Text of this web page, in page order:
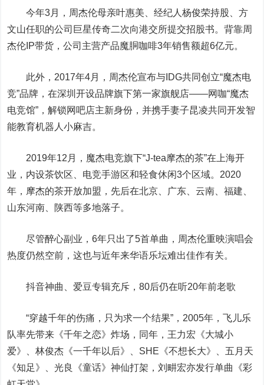
今年3月，周杰伦母亲叶惠美、经纪人杨俊荣持股、方
文山任职的公司巨星传奇二次向港交所提交招股书。背靠周
杰伦IP带货，公司主营产品魔胴咖啡3年销售额超6亿元。
此外，2017年4月，周杰伦宣布与IDG共同创立“魔杰电
竞”品牌，在深圳开设品牌旗下第一家旗舰店——网咖“魔杰
电竞馆”，解锁网吧店主新身份，并携手妻子昆凌共同开发智
能教育机器人小麻吉。
2019年12月，魔杰电竞旗下“J-tea摩杰的茶”在上海开
业，内设茶饮区、电竞手游区和轻食休闲3个区域。2020
年，摩杰的茶开放加盟，先后在北京、广东、云南、福建、
山东河南、陕西等多地落子。
尽管醉心副业，6年只出了5首单曲，周杰伦重映演唱会
热度仍然空前，这也与近年来华语乐坛难出佳作有关。
抖音神曲、爱豆专辑充斥，80后仍在听20年前老歌
“穿越千年的伤痛，只为求一个结果”，2005年，飞儿乐
队率先带来《千年之恋》炸场，同年，王力宏《大城小
爱》、林俊杰《一千年以后》、SHE《不想长大》、五月天
《知足》、光良《童话》神仙打架，刘畊宏亦发行单曲《彩